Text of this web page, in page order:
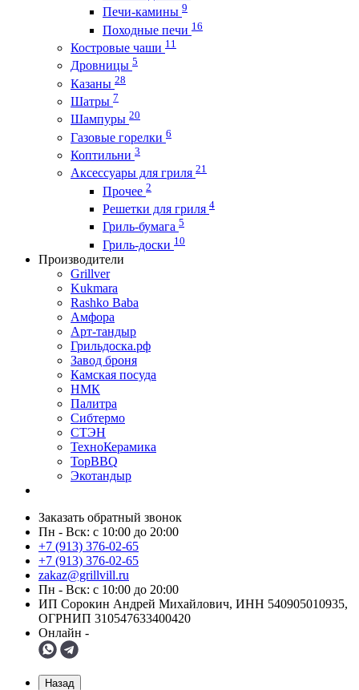
Печи-камины 9
Походные печи 16
Костровые чаши 11
Дровницы 5
Казаны 28
Шатры 7
Шампуры 20
Газовые горелки 6
Коптильни 3
Аксессуары для гриля 21
Прочее 2
Решетки для гриля 4
Гриль-бумага 5
Гриль-доски 10
Производители
Grillver
Kukmara
Rashko Baba
Амфора
Арт-тандыр
Грильдоска.рф
Завод броня
Камская посуда
НМК
Палитра
Сибтермо
СТЭН
ТехноКерамика
ТорBBQ
Экотандыр
Заказать обратный звонок
Пн - Вск: с 10:00 до 20:00
+7 (913) 376-02-65
+7 (913) 376-02-65
zakaz@grillvill.ru
Пн - Вск: с 10:00 до 20:00
ИП Сорокин Андрей Михайлович, ИНН 540905010935,
ОГРНИП 310547633400420
Онлайн -
Назад